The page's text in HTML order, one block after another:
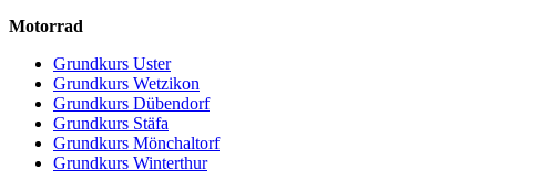
Motorrad
Grundkurs Uster
Grundkurs Wetzikon
Grundkurs Dübendorf
Grundkurs Stäfa
Grundkurs Mönchaltorf
Grundkurs Winterthur